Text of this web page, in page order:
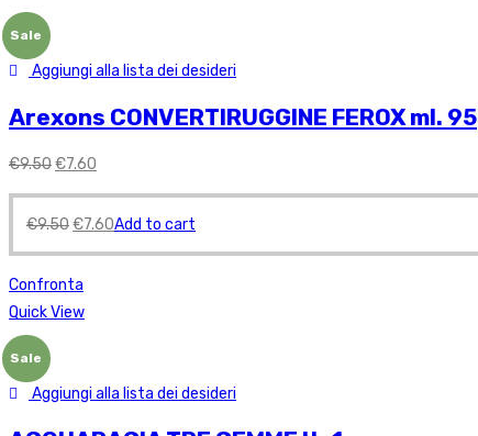
Sale
Aggiungi alla lista dei desideri
Arexons CONVERTIRUGGINE FEROX ml. 95
€9.50€7.60
€9.50€7.60Add to cart
Confronta
Quick View
Sale
Aggiungi alla lista dei desideri